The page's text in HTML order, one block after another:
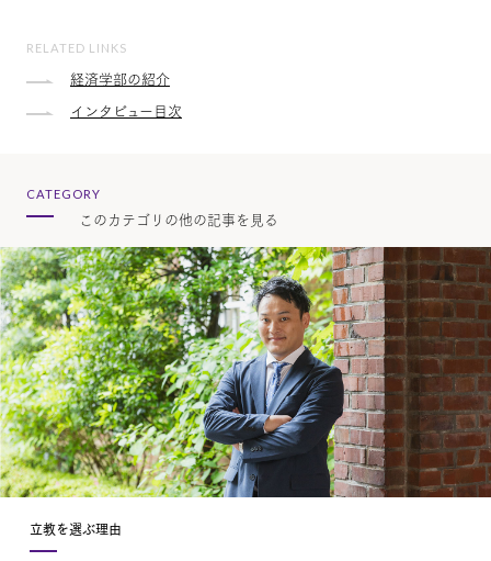
RELATED LINKS
経済学部の紹介
インタビュー目次
CATEGORY
このカテゴリの他の記事を見る
立教を選ぶ理由